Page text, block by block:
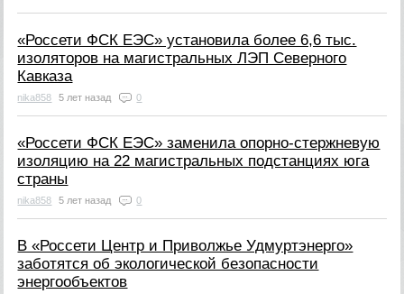
«Россети ФСК ЕЭС» установила более 6,6 тыс.
изоляторов на магистральных ЛЭП Северного
Кавказа
nika858 5 лет назад 0
«Россети ФСК ЕЭС» заменила опорно-стержневую
изоляцию на 22 магистральных подстанциях юга
страны
nika858 5 лет назад 0
В «Россети Центр и Приволжье Удмуртэнерго»
заботятся об экологической безопасности
энергообъектов